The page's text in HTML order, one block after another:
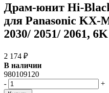
Драм-юнит Hi-
для Panasonic KX-
2030/ 2051/ 2061, 6K
2 174 ₽
В наличии
980109120
-
+